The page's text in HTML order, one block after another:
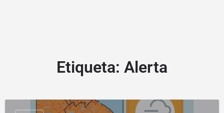
Etiqueta: Alerta